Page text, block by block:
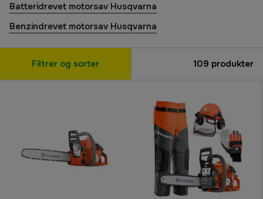
Batteridrevet motorsav Husqvarna
Benzindrevet motorsav Husqvarna
Filtrer og sorter 109 produkter